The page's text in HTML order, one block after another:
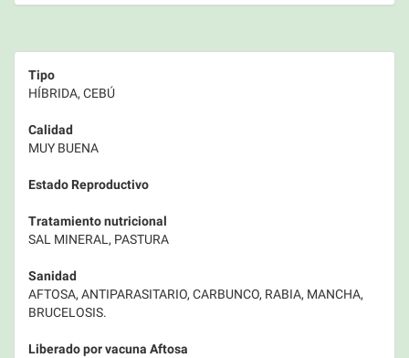
Tipo
HÍBRIDA, CEBÚ
Calidad
MUY BUENA
Estado Reproductivo
Tratamiento nutricional
SAL MINERAL, PASTURA
Sanidad
AFTOSA, ANTIPARASITARIO, CARBUNCO, RABIA, MANCHA,
BRUCELOSIS.
Liberado por vacuna Aftosa